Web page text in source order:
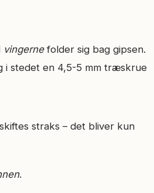
vingernefolder sig bag gipsen.
i stedet en 4,5-5 mm træskrue
straks – det bliver kun
.